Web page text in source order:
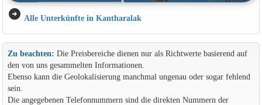
arrow_circle_right Alle Unterkünfte in Kantharalak
Zu beachten: Die Preisbereiche dienen nur als Richtwerte basierend auf
den von uns gesammelten Informationen.
Ebenso kann die Geolokalisierung manchmal ungenau oder sogar fehlend
sein.
Die angegebenen Telefonnummern sind die direkten Nummern der